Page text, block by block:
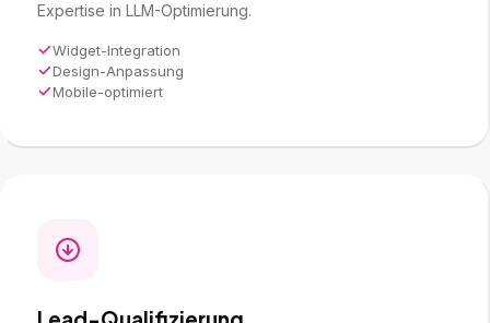
Expertise in LLM-Optimierung.
Widget-Integration
Design-Anpassung
Mobile-optimiert